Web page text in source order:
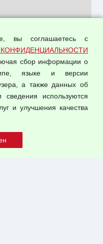
данных
вы соглашаетесь с
сбор информации о
языке и версии
а также данных об
сведения используются
и улучшения качества